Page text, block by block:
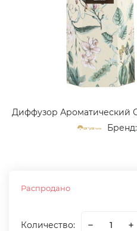
Бренд:
Распродано
Количество: